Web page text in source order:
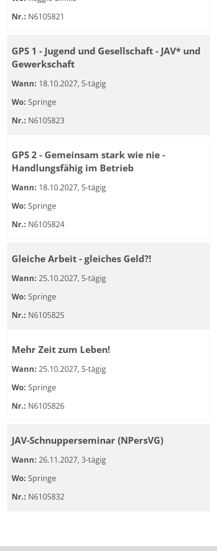
Nr.: N6105821
GPS 1 - Jugend und Gesellschaft - JAV* und
Gewerkschaft
Wann: 18.10.2027, 5-tägig
Wo: Springe
Nr.: N6105823
GPS 2 - Gemeinsam stark wie nie -
Handlungsfähig im Betrieb
Wann: 18.10.2027, 5-tägig
Wo: Springe
Nr.: N6105824
Gleiche Arbeit - gleiches Geld?!
Wann: 25.10.2027, 5-tägig
Wo: Springe
Nr.: N6105825
Mehr Zeit zum Leben!
Wann: 25.10.2027, 5-tägig
Wo: Springe
Nr.: N6105826
JAV-Schnupperseminar (NPersVG)
Wann: 26.11.2027, 3-tägig
Wo: Springe
Nr.: N6105832